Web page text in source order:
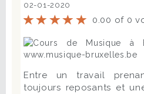
02-01-2020
0.00 of 0
Entre un travail
toujours reposants et